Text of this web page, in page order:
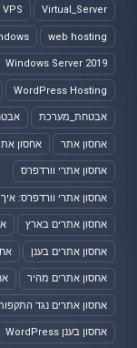
Virtual_Server
VPS
web hosting
Windows Server 2019
WordPress Hosting
אבטחת_מערכת
אחסון אתר אחסון
אחסון אתרי וורדפרס
אחסון אתרי וורדפרס:
אחסון אתרים בארץ
אחסון אתרים בענן
אחסון אתרים מהיר
אחסון אתרים נגד
אחסון בענן WordPress